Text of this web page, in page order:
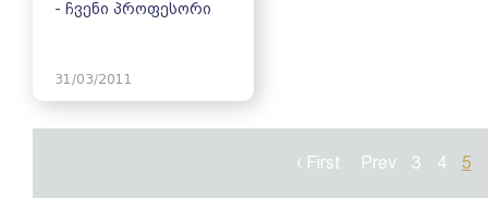
- ჩვენი პროფესორი
31/03/2011
‹ First Prev 3 4 5